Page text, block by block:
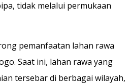
tidak melalui permukaan
pemanfaatan lahan rawa
Saat ini, lahan rawa yang
tersebar di berbagai wilayah,